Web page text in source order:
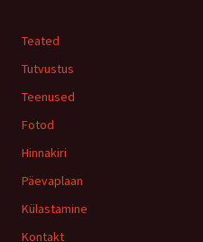
Teated
Tutvustus
Teenused
Fotod
Hinnakiri
Päevaplaan
Külastamine
Kontakt